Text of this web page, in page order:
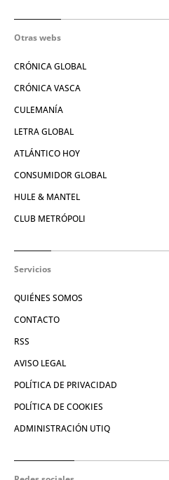
Otras webs
CRÓNICA GLOBAL
CRÓNICA VASCA
CULEMANÍA
LETRA GLOBAL
ATLÁNTICO HOY
CONSUMIDOR GLOBAL
HULE & MANTEL
CLUB METRÓPOLI
Servicios
QUIÉNES SOMOS
CONTACTO
RSS
AVISO LEGAL
POLÍTICA DE PRIVACIDAD
POLÍTICA DE COOKIES
ADMINISTRACIÓN UTIQ